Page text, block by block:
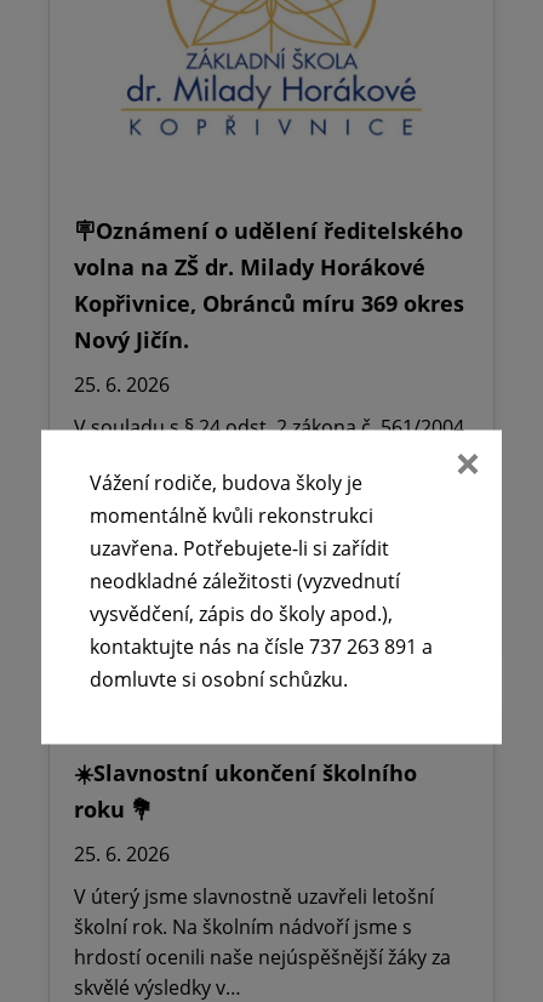
🪧Oznámení o udělení ředitelského
volna na ZŠ dr. Milady Horákové
Kopřivnice, Obránců míru 369 okres
Nový Jičín.
25. 6. 2026
V souladu s § 24 odst. 2 zákona č. 561/2004
vyšším odborném a jiném vzdělávání
(školský zákon),…
Číst více
☀️Slavnostní ukončení školního
roku 💐
25. 6. 2026
V úterý jsme slavnostně uzavřeli letošní
školní rok. Na školním nádvoří jsme s
hrdostí ocenili naše nejúspěšnější žáky za
skvělé výsledky v…
Vážení rodiče, budova školy je
momentálně kvůli rekonstrukci
uzavřena. Potřebujete-li si zařídit
neodkladné záležitosti (vyzvednutí
vysvědčení, zápis do školy apod.),
kontaktujte nás na čísle 737 263 891 a
domluvte si osobní schůzku.